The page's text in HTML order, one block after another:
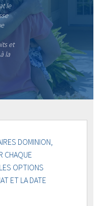
le
et
la
DOMINION,
CHAQUE
OPTIONS
ET LA DATE